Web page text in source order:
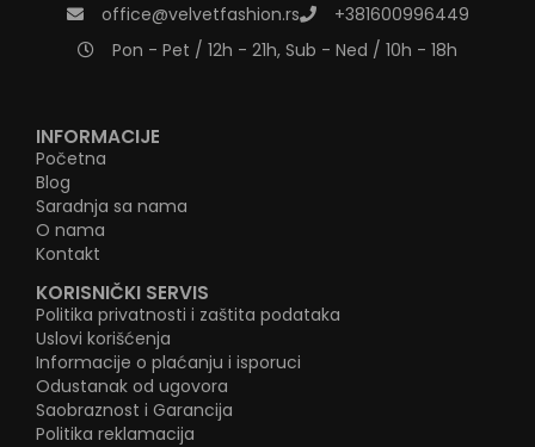
office@velvetfashion.rs
+381600996449
Pon - Pet / 12h - 21h, Sub - Ned / 10h - 18h
INFORMACIJE
Početna
Blog
Saradnja sa nama
O nama
Kontakt
KORISNIČKI SERVIS
Politika privatnosti i zaštita podataka
Uslovi korišćenja
Informacije o plaćanju i isporuci
Odustanak od ugovora
Saobraznost i Garancija
Politika reklamacija